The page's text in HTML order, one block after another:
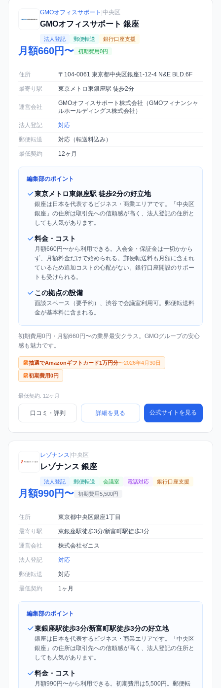
GMOオフィスサポート 中央区
GMOオフィスサポート 銀座
法人登記 郵便転送 銀行口座支援
月額660円〜 初期費用0円
住所 〒104-0061 東京都中央区銀座1-12-4 N&E BLD.6F
最寄り駅 東京メトロ東銀座駅 徒歩2分
運営会社
GMOオフィスサポート株式会社（GMOフィナンシャ
ルホールディングス株式会社）
法人登記 対応
郵便転送 対応（転送料込み）
最低契約 12ヶ月
編集部のポイント
東京メトロ東銀座駅 徒歩2分の好立地
銀座は日本を代表するビジネス・商業エリアです。「中央区
銀座」の住所は取引先への信頼感が高く、法人登記の住所と
しても人気があります。
料金・コスト
月額660円〜から利用できる。入会金・保証金は一切かから
ず、月額料金だけで始められる。郵便転送料も月額に含まれ
ているため追加コストの心配がない。銀行口座開設のサポー
トも受けられる。
この拠点の設備
面談スペース（要予約）、渋谷で会議室利用可。郵便転送料
金が基本料に含まれる。
初期費用0円・月額660円〜の業界最安クラス。GMOグループの安心
感も魅力です。
抽選でAmazonギフトカード1万円分〜2026年4月30日
初期費用0円
最低契約: 12ヶ月
口コミ・評判 詳細を見る 公式サイトを見る
レゾナンス 中央区
レゾナンス 銀座
法人登記 郵便転送 会議室 電話対応 銀行口座支援
月額990円〜 初期費用5,500円
住所 東京都中央区銀座1丁目
最寄り駅 東銀座駅徒歩3分/新富町駅徒歩3分
運営会社 株式会社ゼニス
法人登記 対応
郵便転送 対応
最低契約 1ヶ月
編集部のポイント
東銀座駅徒歩3分/新富町駅徒歩3分の好立地
銀座は日本を代表するビジネス・商業エリアです。「中央区
銀座」の住所は取引先への信頼感が高く、法人登記の住所と
しても人気があります。
料金・コスト
月額990円〜から利用できる。初期費用は5,500円。郵便転